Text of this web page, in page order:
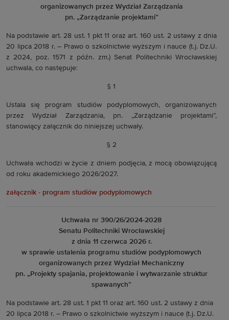
organizowanych przez Wydział Zarządzania
pn. „Zarządzanie projektami”
Na podstawie art. 28 ust. 1 pkt 11 oraz art. 160 ust. 2 ustawy z dnia
20 lipca 2018 r. – Prawo o szkolnictwie wyższym i nauce (t.j. Dz.U.
z 2024, poz. 1571 z późn. zm.) Senat Politechniki Wrocławskiej
uchwala, co następuje:
§ 1
Ustala się program studiów podyplomowych, organizowanych
przez Wydział Zarządzania, pn. „Zarządzanie projektami”,
stanowiący załącznik do niniejszej uchwały.
§ 2
Uchwała wchodzi w życie z dniem podjęcia, z mocą obowiązującą
od roku akademickiego 2026/2027.
załącznik - program studiów podyplomowych
Uchwała nr 390/26/2024-2028
Senatu Politechniki Wrocławskiej
z dnia 11 czerwca 2026 r.
w sprawie ustalenia programu studiów podyplomowych
organizowanych przez Wydział Mechaniczny
pn. „Projekty spajania, projektowanie i wytwarzanie struktur
spawanych”
Na podstawie art. 28 ust. 1 pkt 11 oraz art. 160 ust. 2 ustawy z dnia
20 lipca 2018 r. – Prawo o szkolnictwie wyższym i nauce (t.j. Dz.U.